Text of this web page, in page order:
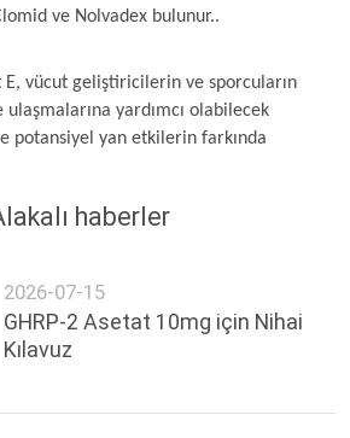
ve Nolvadex bulunur..
E, vücut geliştiricilerin ve sporcuların
yardımcı olabilecek
potansiyel yan etkilerin farkında
haberler
2026-07-15
GHRP-2 Asetat 10mg için Nihai
Kılavuz